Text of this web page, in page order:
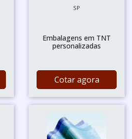
SP
Embalagens em TNT
personalizadas
Cotar agora